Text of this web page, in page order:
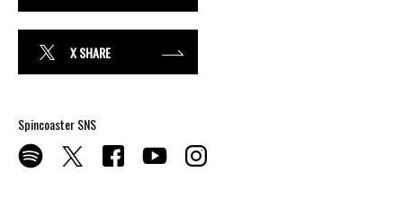
X SHARE
Spincoaster SNS